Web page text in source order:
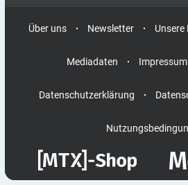
Über uns Newsletter Unsere
Mediadaten Impressum
Datenschutzerklärung